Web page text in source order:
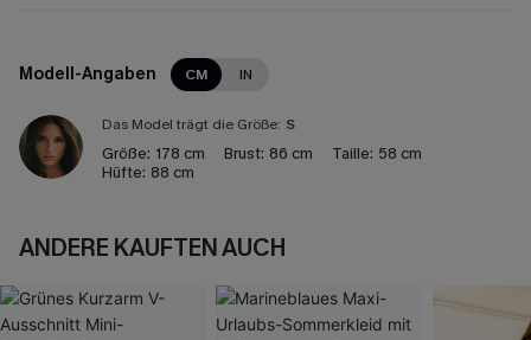
Modell-Angaben CM IN
Das Model trägt die Größe: S
Größe: 178 cm Brust: 86 cm Taille: 58 cm
Hüfte: 88 cm
ANDERE KAUFTEN AUCH